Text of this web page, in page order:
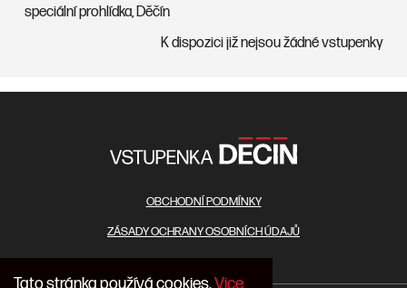
Tato stránka používá cookies.Vice
speciální prohlídka, Děčín
K dispozici již nejsou žádné vstupenky
OBCHODNÍ PODMÍNKY
ZÁSADY OCHRANY OSOBNÍCH ÚDAJŮ